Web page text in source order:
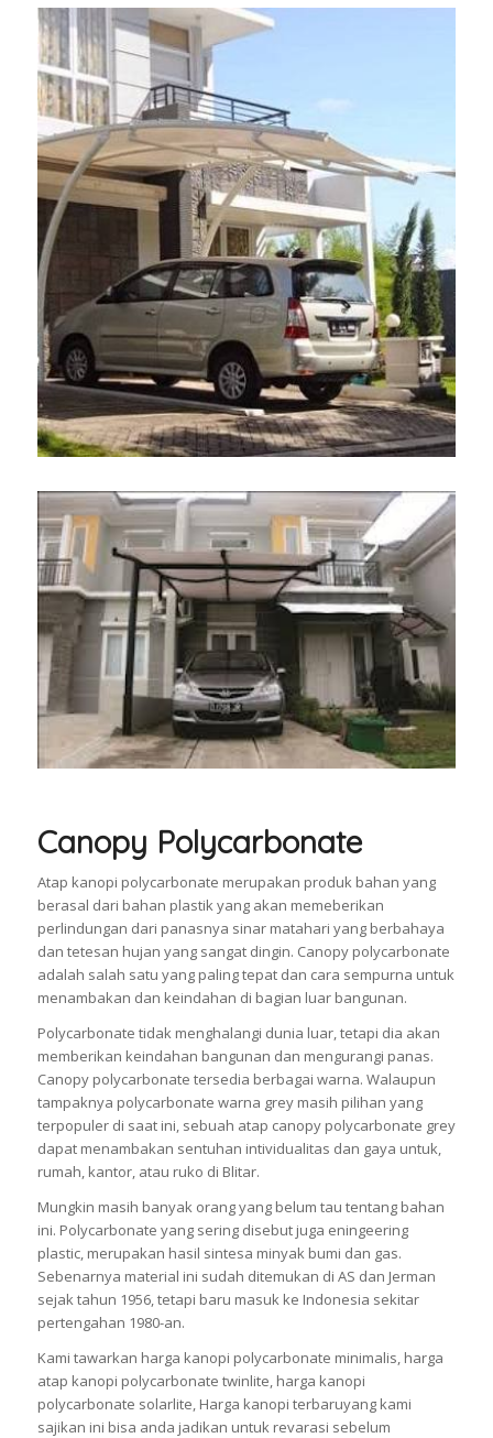
Canopy Polycarbonate
Atap kanopi polycarbonate merupakan produk bahan yang
berasal dari bahan plastik yang akan memeberikan
perlindungan dari panasnya sinar matahari yang berbahaya
dan tetesan hujan yang sangat dingin. Canopy polycarbonate
adalah salah satu yang paling tepat dan cara sempurna untuk
menambakan dan keindahan di bagian luar bangunan.
Polycarbonate tidak menghalangi dunia luar, tetapi dia akan
memberikan keindahan bangunan dan mengurangi panas.
Canopy polycarbonate tersedia berbagai warna. Walaupun
tampaknya polycarbonate warna grey masih pilihan yang
terpopuler di saat ini, sebuah atap canopy polycarbonate grey
dapat menambakan sentuhan intividualitas dan gaya untuk,
rumah, kantor, atau ruko di Blitar.
Mungkin masih banyak orang yang belum tau tentang bahan
ini. Polycarbonate yang sering disebut juga eningeering
plastic, merupakan hasil sintesa minyak bumi dan gas.
Sebenarnya material ini sudah ditemukan di AS dan Jerman
sejak tahun 1956, tetapi baru masuk ke Indonesia sekitar
pertengahan 1980-an.
Kami tawarkan harga kanopi polycarbonate minimalis, harga
atap kanopi polycarbonate twinlite, harga kanopi
polycarbonate solarlite, Harga kanopi terbaruyang kami
sajikan ini bisa anda jadikan untuk revarasi sebelum